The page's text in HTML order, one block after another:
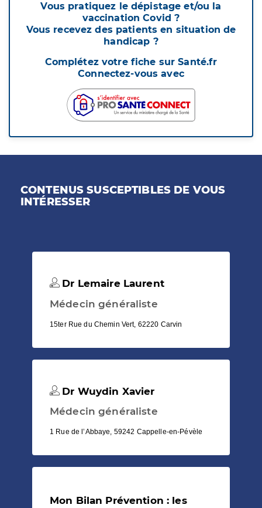
Vous pratiquez le dépistage et/ou la
vaccination Covid ?
Vous recevez des patients en situation de
handicap ?
Complétez votre fiche sur Santé.fr
Connectez-vous avec
CONTENUS SUSCEPTIBLES DE VOUS
INTÉRESSER
Dr Lemaire Laurent
Médecin généraliste
15ter Rue du Chemin Vert, 62220 Carvin
Dr Wuydin Xavier
Médecin généraliste
1 Rue de l’Abbaye, 59242 Cappelle-en-Pévèle
Mon Bilan Prévention : les